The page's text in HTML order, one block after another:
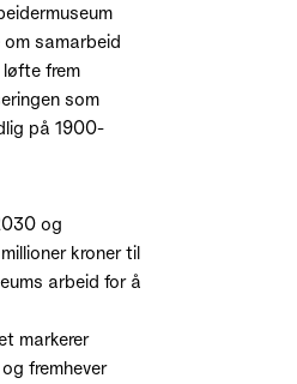
samarbeid
frem
som
på 1900-
og
kroner til
arbeid for å
markerer
fremhever